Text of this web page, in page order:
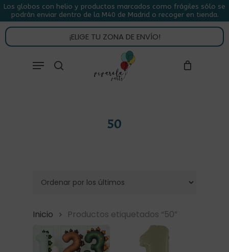
Skip
to
main
content
Los globos con helio y productos marcados como frágiles sólo se
podrán enviar dentro de la M40 de Madrid o recoger en tienda.
¡ELIGE TU ZONA DE ENVÍO!
Menu
CARRITO CLOSE
CART
50
Inicio Productos etiquetados “50”
Menu